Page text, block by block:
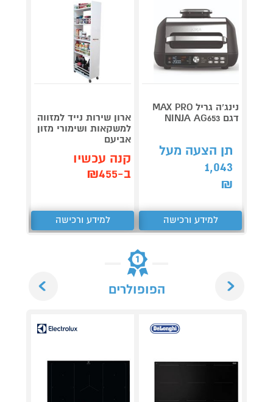
נינג’ה גריל MAX PRO
דגם NINJA AG653
תן הצעה מעל
1,043
₪
למידע ורכישה
ארון שירות נייד למזווה
למשקאות ושימורי מזון
אביעם
קנה עכשיו
ב-₪455
למידע ורכישה
הפופולרים